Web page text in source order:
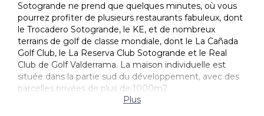
Sotogrande ne prend que quelques minutes, où vous
pourrez profiter de plusieurs restaurants fabuleux, dont
le Trocadero Sotogrande, le KE, et de nombreux
terrains de golf de classe mondiale, dont le La Cañada
Golf Club, le La Reserva Club Sotogrande et le Real
Club de Golf Valderrama. La maison individuelle est
située dans la partie sud du développement, avec des
parcelles privées de plus de 1000m2.
Plus